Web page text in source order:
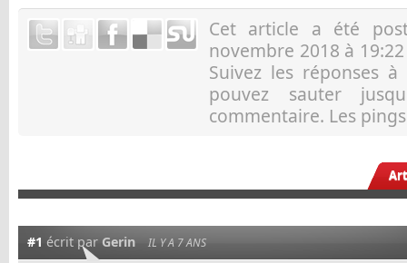
Cet article a été
novembre 2018 à
Suivez les réponses
pouvez sauter
commentaire. Les
#1 écrit par Gerin IL Y A 7 ANS